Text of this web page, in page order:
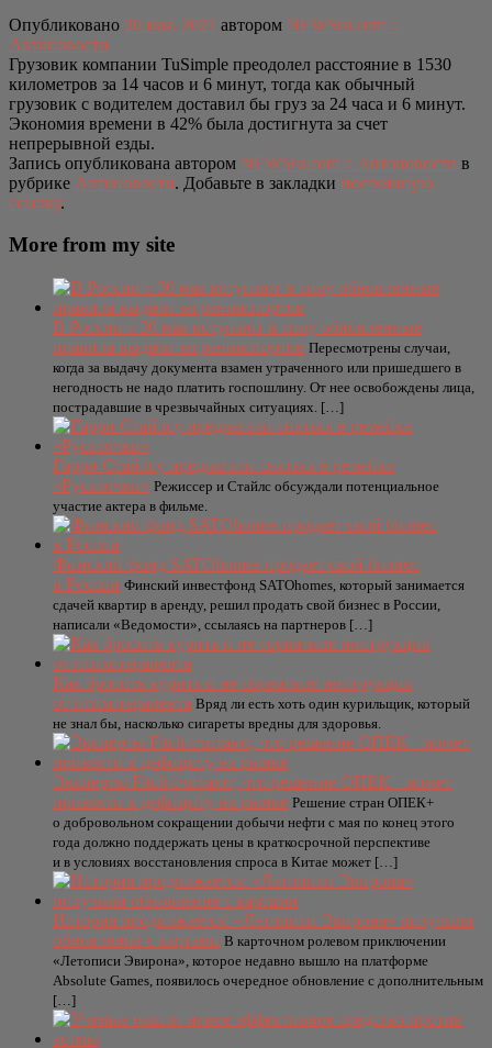
Опубликовано 20 мая, 2021 автором NEWSru.com ::
Автоновости
Грузовик компании TuSimple преодолел расстояние в 1530
километров за 14 часов и 6 минут, тогда как обычный
грузовик с водителем доставил бы груз за 24 часа и 6 минут.
Экономия времени в 42% была достигнута за счет
непрерывной езды.
Запись опубликована автором NEWSru.com :: Автоновости в
рубрике Автоновости. Добавьте в закладки постоянную
ссылку.
More from my site
В России с 30 мая вступают в силу обновленные
правила выдачи загранпаспортов Пересмотрены случаи,
когда за выдачу документа взамен утраченного или пришедшего в
негодность не надо платить госпошлину. От нее освобождены лица,
пострадавшие в чрезвычайных ситуациях. […]
Гарри Стайлсу предлагали сняться в ремейке
«Русалочки» Режиссер и Стайлс обсуждали потенциальное
участие актера в фильме.
Финский фонд SATOhomes продает свой бизнес
в России Финский инвестфонд SATOhomes, который занимается
сдачей квартир в аренду, решил продать свой бизнес в России,
написали «Ведомости», ссылаясь на партнеров […]
Как бросить курить и не сорваться: инструкция
от психотерапевта Вряд ли есть хоть один курильщик, который
не знал бы, насколько сигареты вредны для здоровья.
Эксперты Fitch считают, что решение ОПЕК+ может
привести к дефициту на рынке Решение стран ОПЕК+
о добровольном сокращении добычи нефти с мая по конец этого
года должно поддержать цены в краткосрочной перспективе
и в условиях восстановления спроса в Китае может […]
История продолжается: «Летописи Эвирона» получили
обновление с картами В карточном ролевом приключении
«Летописи Эвирона», которое недавно вышло на платформе
Absolute Games, появилось очередное обновление с дополнительным
[…]